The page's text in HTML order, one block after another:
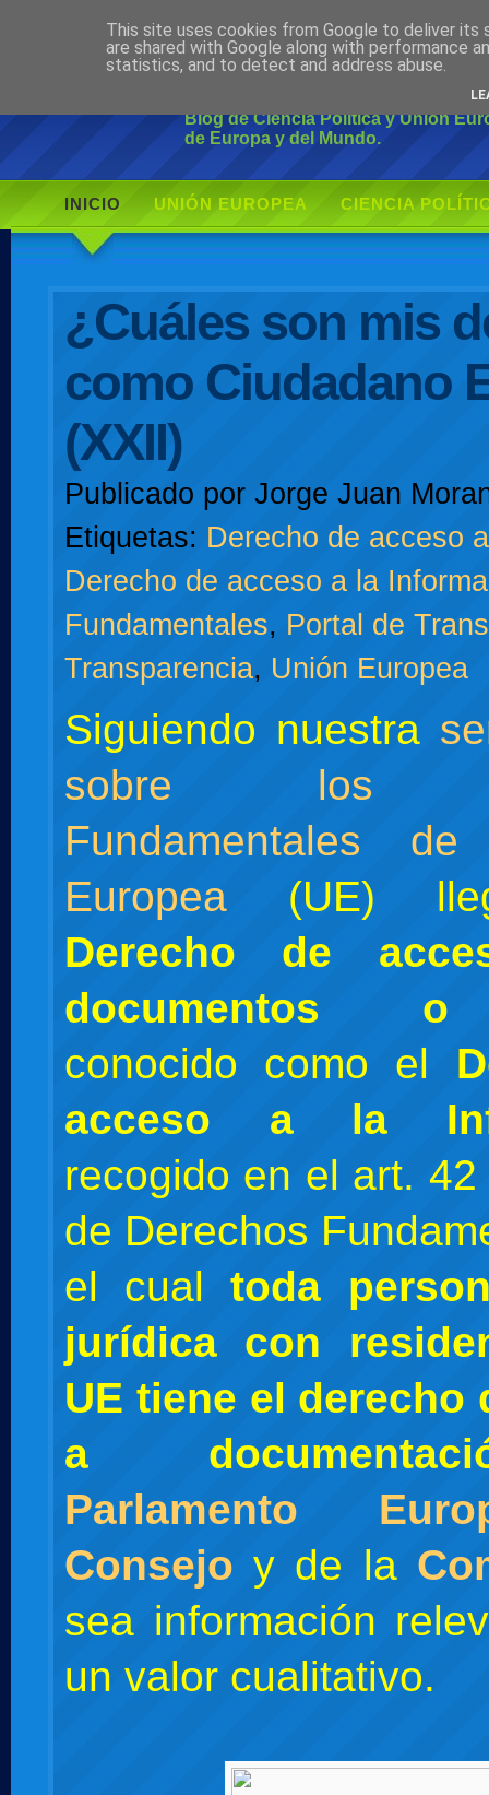
Ciudadano
Blog de Ciencia Política y Unión
de Europa y del Mundo.
INICIO UNIÓN EUROPEA CIENCIA
¿Cuáles son mis
como Ciudadano
(XXII)
Publicado por Jorge Juan
Etiquetas: Derecho de acceso
Derecho de acceso a la
Fundamentales, Portal de
Transparencia, Unión Europea
Siguiendo nuestra
sobre los
Fundamentales
Europea(UE)
Derecho de
documentos o
conocido como el
acceso a la
recogido en el art.
de Derechos
el cualtoda
jurídica con
UE tiene el derecho
a
Parlamento
Consejo y de la
sea información
un valor cualitativo.
This site uses cookies from Google to deliver its
are shared with Google along with performance
statistics, and to detect and address abuse.